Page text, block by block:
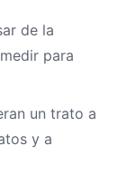
de la
para
un trato a
y a